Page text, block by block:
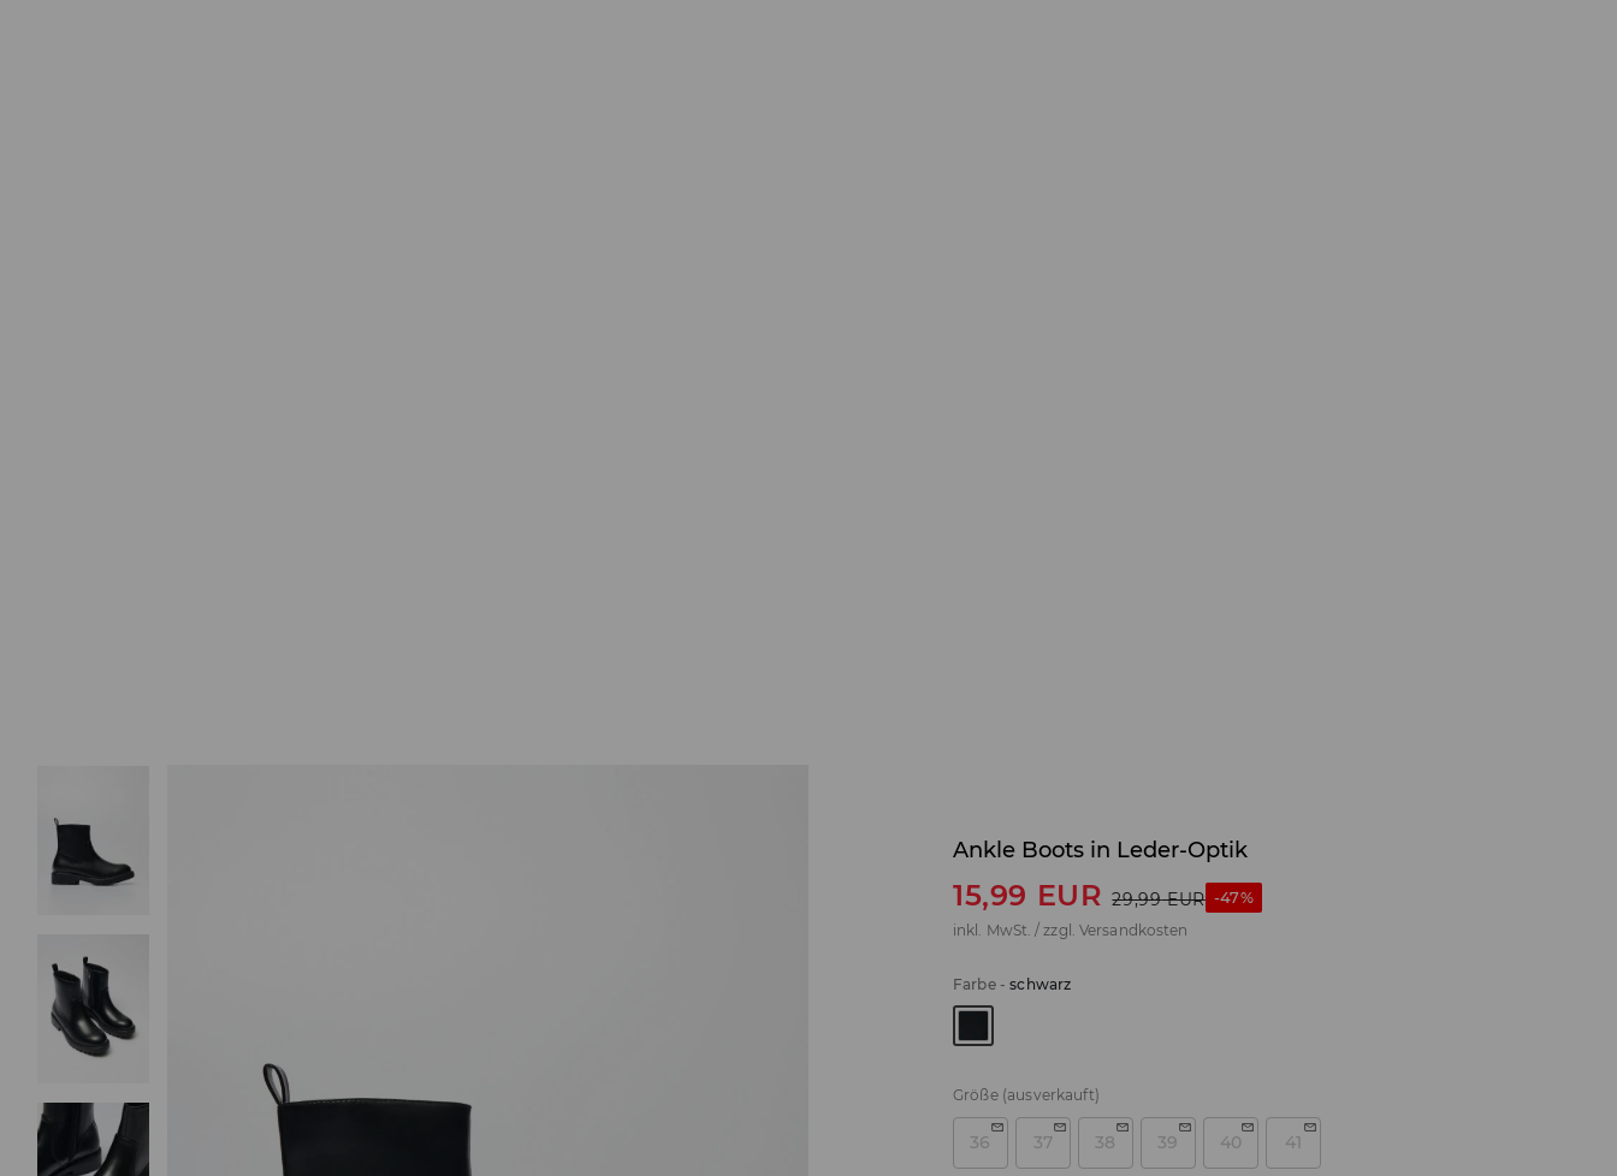
Ankle Boots in Leder-Optik
15,99 EUR 29,99 EUR -47%
inkl. MwSt. / zzgl. Versandkosten
Farbe-schwarz
Größe (ausverkauft)
36 37 38 39 40 41